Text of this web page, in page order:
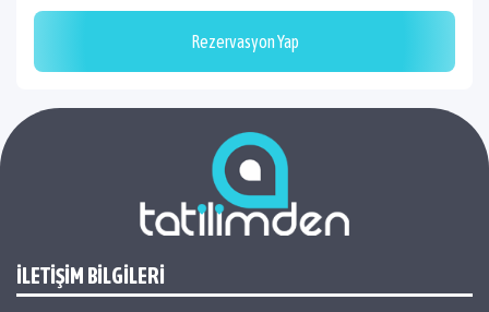
Rezervasyon Yap
İLETİŞİM BİLGİLERİ